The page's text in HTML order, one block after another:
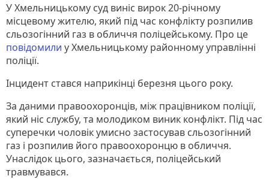
У Хмельницькому суд виніс вирок 20-річному
місцевому жителю, який під час конфлікту розпилив
сльозогінний газ в обличчя поліцейському. Про це
повідомили у Хмельницькому районному управлінні
поліції.
Інцидент стався наприкінці березня цього року.
За даними правоохоронців, між працівником поліції,
який ніс службу, та молодиком виник конфлікт. Під час
суперечки чоловік умисно застосував сльозогінний
газ і розпилив його правоохоронцю в обличчя.
Унаслідок цього, зазначається, поліцейський
травмувався.